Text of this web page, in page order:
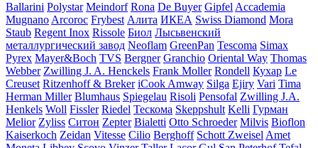
Ballarini Polystar Meindorf Rona De Buyer Gipfel Accademia
Mugnano Arcoroc Frybest Алита ИКЕА Swiss Diamond Mora
Staub Regent Inox Rissole Биол Лысьвенский
металлургический завод Neoflam GreenPan Tescoma Simax
Pyrex Mayer&Boch TVS Bergner Granchio Oriental Way Thomas
Webber Zwilling J. A. Henckels Frank Moller Rondell Кухар Le
Creuset Ritzenhoff & Breker iCook Amway Silga Ejiry Vari Tima
Herman Miller Blumhaus Spiegelau Risoli Pensofal Zwilling J.A.
Henkels Woll Fissler Riedel Тескома Skeppshult Kelli Гурман
Melior Zyliss Ситон Zepter Bialetti Otto Schroeder Milvis Bioflon
Kaiserkoch Zeidan Vitesse Cilio Berghoff Schott Zweisel Amet